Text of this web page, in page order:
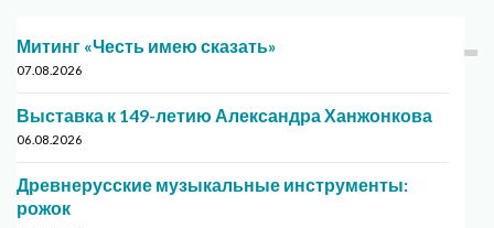
Митинг «Честь имею сказать»
07.08.2026
Выставка к 149-летию Александра Ханжонкова
06.08.2026
Древнерусские музыкальные инструменты:
рожок